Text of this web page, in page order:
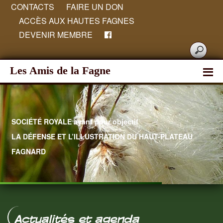
CONTACTS
FAIRE UN DON
ACCÈS AUX HAUTES FAGNES
DEVENIR MEMBRE
Les Amis de la Fagne
SOCIÉTÉ ROYALE ayant pour objectif
LA DÉFENSE ET L’ILLUSTRATION DU HAUT-PLATEAU
FAGNARD
Actualités et agenda